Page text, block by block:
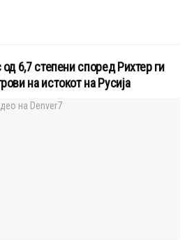
6,7 степени според Рихтер ги
на истокот на Русија